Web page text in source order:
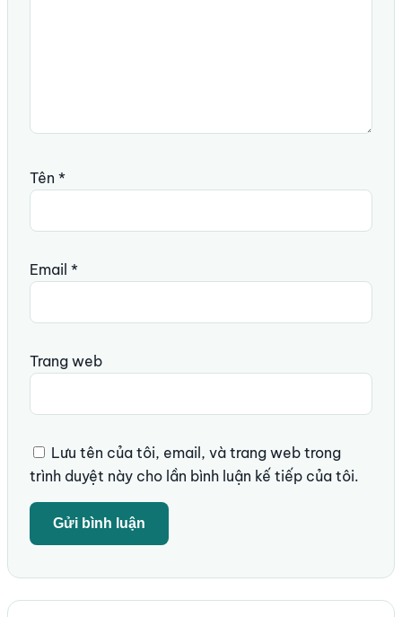
Tên *
Email *
Trang web
Lưu tên của tôi, email, và trang web trong
trình duyệt này cho lần bình luận kế tiếp của tôi.